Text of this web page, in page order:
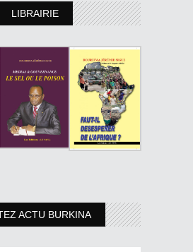
LIBRAIRIE
ACTU BURKINA